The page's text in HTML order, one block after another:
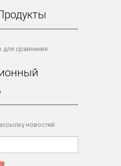
для сравнения.
новостей: